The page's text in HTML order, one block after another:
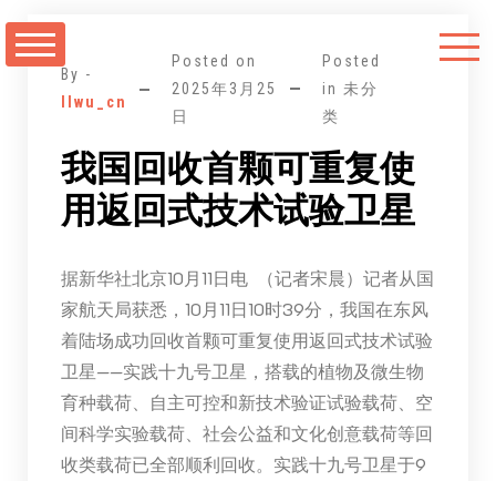
至
By -
llwu_cn
Posted on
2025年3月25
日
Posted
in 未分
类
我国回收首颗可重复使
用返回式技术试验卫星
据新华社北京10月11日电 （记者宋晨）记者从国
家航天局获悉，10月11日10时39分，我国在东风
着陆场成功回收首颗可重复使用返回式技术试验
卫星——实践十九号卫星，搭载的植物及微生物
育种载荷、自主可控和新技术验证试验载荷、空
间科学实验载荷、社会公益和文化创意载荷等回
收类载荷已全部顺利回收。实践十九号卫星于9